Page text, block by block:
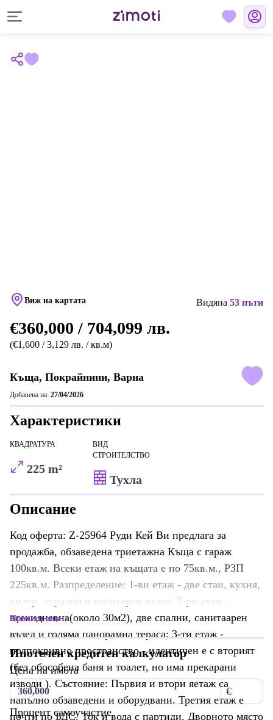
Виж на картата Видяна 53 пъти
€360,000 / 704,099 лв.
(€1,600 / 3,129 лв. / кв.м)
Къща, Покрайнини, Варна
Добавена на: 27/04/2026
Характеристики
КВАДРАТУРА
225 m²
ВИД
СТРОИТЕЛСТВО
Тухла
Описание
Код оферта: Z-25964 Руди Кей Ви предлага за
продажба, обзаведена триетажна Къща с гараж
100кв.м. Всеки етаж на къщата е по 75кв.м., РЗП
225кв.м. Разпределение: 1-ви етаж - две стаи, кухня,
килер, перално и санитарен възел; 2-ри етаж -
всекидневна(около 30м2), две спални, санитаарен
възел и голяма панорамна тераса; 3-ти етаж -
подпокривно пространство - идентичен е с вторият
(без обособена баня и тоалет, но има прекарани
изводи ). Състояние: Първия и втори яетаж са
напълно обзаведени и оборудвани. Третия етаж е
почти по БДС. Ток и вода с партиди. Дворното място
Прочети още
Ипотечен кредитен калкулатор
Цена на имота
€
Процент самоучастие